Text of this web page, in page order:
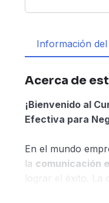
Información
Acerca de
¡Bienvenido al
Efectiva para
En el mundo
la comunicación
lograr el éxito. La